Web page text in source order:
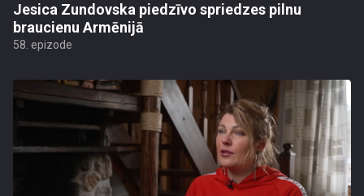
Jesica Zundovska piedzīvo spriedzes pilnu
braucienu Armēnijā
58. epizode